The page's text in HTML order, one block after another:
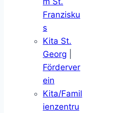
Franzisku
s
Kita St.
Georg
Förderver
ein
Kita/Famil
ienzentru